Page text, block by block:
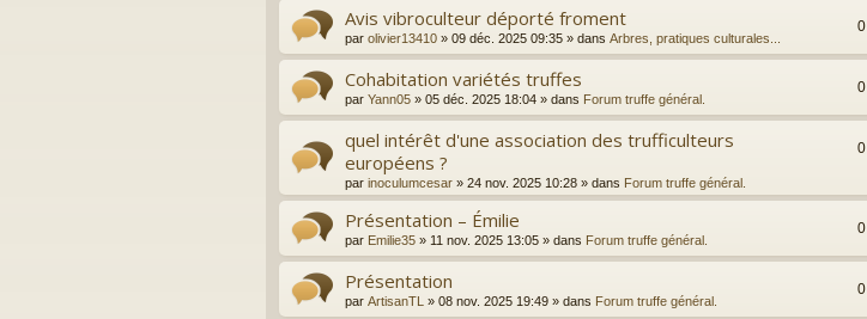
Avis vibroculteur déporté froment
par olivier13410 » 09 déc. 2025 09:35 » dans Arbres, pratiques culturales...
0
Cohabitation variétés truffes
par Yann05 » 05 déc. 2025 18:04 » dans Forum truffe général.
0
quel intérêt d'une association des trufficulteurs
européens ?
par inoculumcesar » 24 nov. 2025 10:28 » dans Forum truffe général.
0
Présentation – Émilie
par Emilie35 » 11 nov. 2025 13:05 » dans Forum truffe général.
0
Présentation
par ArtisanTL » 08 nov. 2025 19:49 » dans Forum truffe général.
0